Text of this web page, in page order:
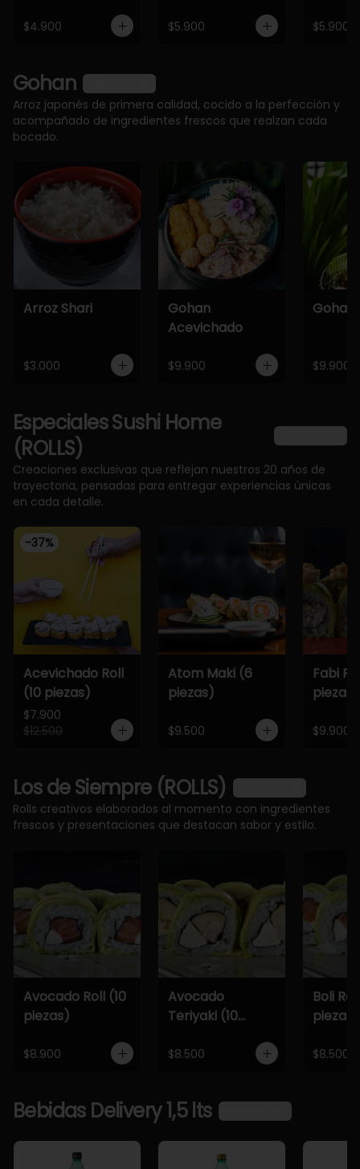
$4.900 $5.900 $5.900
Gohan
Arroz japonés de primera calidad, cocido a la perfección y
acompañado de ingredientes frescos que realzan cada
bocado.
Arroz Shari
$3.000
Gohan
Acevichado
$9.900
Gohan
$9.900
Especiales Sushi Home
(ROLLS)
Creaciones exclusivas que reflejan nuestros 20 años de
trayectoria, pensadas para entregar experiencias únicas
en cada detalle.
-37%
Acevichado Roll
(10 piezas)
$7.900
$12.500
Atom Maki (6
piezas)
$9.500
Fabi
piezas)
$9.900
Los de Siempre (ROLLS)
Rolls creativos elaborados al momento con ingredientes
frescos y presentaciones que destacan sabor y estilo.
Avocado Roll (10
piezas)
$8.900
Avocado
Teriyaki (10
$8.500
Boli
piezas)
$8.500
Bebidas Delivery 1,5 lts